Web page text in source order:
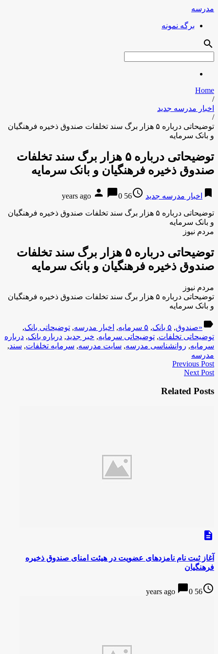
مدرسه
برگه نمونه
search
Home
/
اخبار مدرسه جدید
/
توضیحاتی درباره ۵ هزار برگ سند تخلفات صندوق ذخیره فرهنگیان
و بانک سرمایه
توضیحاتی درباره ۵ هزار برگ سند تخلفات
صندوق ذخیره فرهنگیان و بانک سرمایه
bookmark اخبار مدرسه جدید access_time
56 years ago
person chat_bubble0
توضیحاتی درباره ۵ هزار برگ سند تخلفات صندوق ذخیره فرهنگیان
و بانک سرمایه
مردم نیوز
توضیحاتی درباره ۵ هزار برگ سند تخلفات
صندوق ذخیره فرهنگیان و بانک سرمایه
مردم نیوز
توضیحاتی درباره ۵ هزار برگ سند تخلفات صندوق ذخیره فرهنگیان
و بانک سرمایه
label «صندوق, ۵ بانک , ۵ سرمایه , اخبار مدرسه, توضیحاتی بانک,
توضیحاتی تخلفات, توضیحاتی سرمایه, خبر جدید, درباره بانک, درباره
سرمایه, روانشناسی مدرسه, سایت مدرسه, سرمایه تخلفات, سند,
مدرسه
Previous Post
Next Post
Related Posts
description
آغاز ثبت نام نامزدهای عضویت در هیئت امنای صندوق ذخیره
فرهنگیان
access_time
56 years ago
chat_bubble0